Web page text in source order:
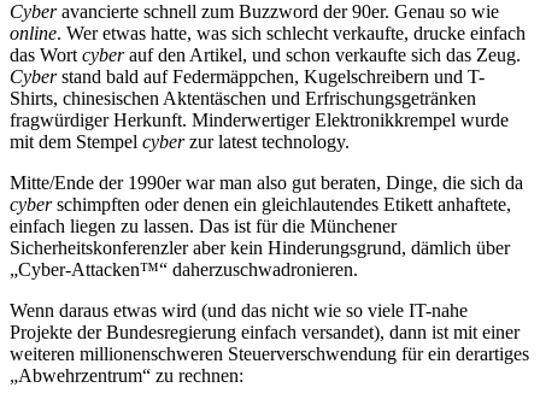
Cyberavancierte schnell zum Buzzword der 90er. Genau so wie
online. Wer etwas hatte, was sich schlecht verkaufte, drucke einfach
das Wortcyberauf den Artikel, und schon verkaufte sich das Zeug.
Cyberstand bald auf Federmäppchen, Kugelschreibern und T-
Shirts, chinesischen Aktentäschen und Erfrischungsgetränken
fragwürdiger Herkunft. Minderwertiger Elektronikkrempel wurde
mit dem Stempel cyberzur latest technology.
Mitte/Ende der 1990er war man also gut beraten, Dinge, die sich da
cyberschimpften oder denen ein gleichlautendes Etikett anhaftete,
einfach liegen zu lassen. Das ist für die Münchener
Sicherheitskonferenzler aber kein Hinderungsgrund, dämlich über
„Cyber-Attacken™“ daherzuschwadronieren.
Wenn daraus etwas wird (und das nicht wie so viele IT-nahe
Projekte der Bundesregierung einfach versandet), dann ist mit einer
weiteren millionenschweren Steuerverschwendung für ein derartiges
„Abwehrzentrum“ zu rechnen: